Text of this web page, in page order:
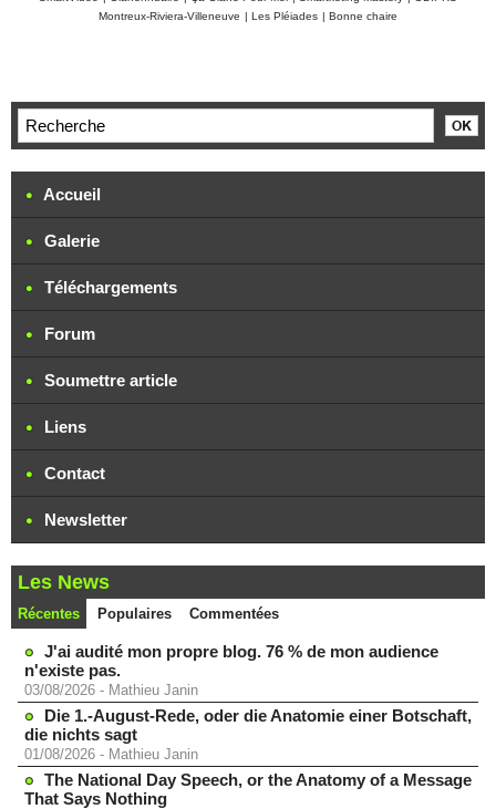
Montreux-Riviera-Villeneuve | Les Pléiades | Bonne chaire
Accueil
Galerie
Téléchargements
Forum
Soumettre article
Liens
Contact
Newsletter
Les News
Récentes Populaires Commentées
J'ai audité mon propre blog. 76 % de mon audience
n'existe pas.
03/08/2026 - Mathieu Janin
Die 1.-August-Rede, oder die Anatomie einer Botschaft,
die nichts sagt
01/08/2026 - Mathieu Janin
The National Day Speech, or the Anatomy of a Message
That Says Nothing